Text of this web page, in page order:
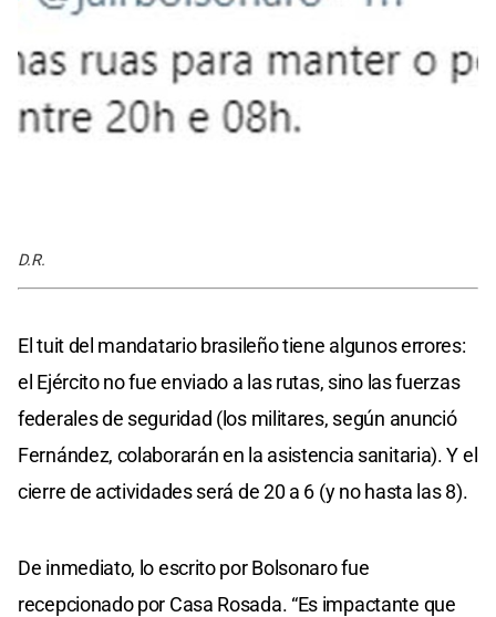
D.R.
El tuit del mandatario brasileño tiene algunos errores:
el Ejército no fue enviado a las rutas, sino las fuerzas
federales de seguridad (los militares, según anunció
Fernández, colaborarán en la asistencia sanitaria). Y el
cierre de actividades será de 20 a 6 (y no hasta las 8).
De inmediato, lo escrito por Bolsonaro fue
recepcionado por Casa Rosada. “Es impactante que